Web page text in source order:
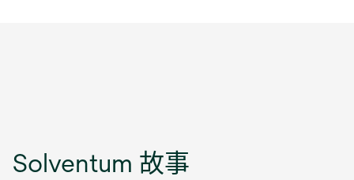
Solventum 故事